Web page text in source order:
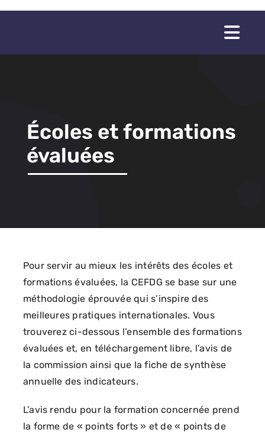
Écoles et formations
évaluées
Pour servir au mieux les intérêts des écoles et
formations évaluées, la CEFDG se base sur une
méthodologie éprouvée qui s’inspire des
meilleures pratiques internationales. Vous
trouverez ci-dessous l’ensemble des formations
évaluées et, en téléchargement libre, l’avis de
la commission ainsi que la fiche de synthèse
annuelle des indicateurs.
L’avis rendu pour la formation concernée prend
la forme de « points forts » et de « points de